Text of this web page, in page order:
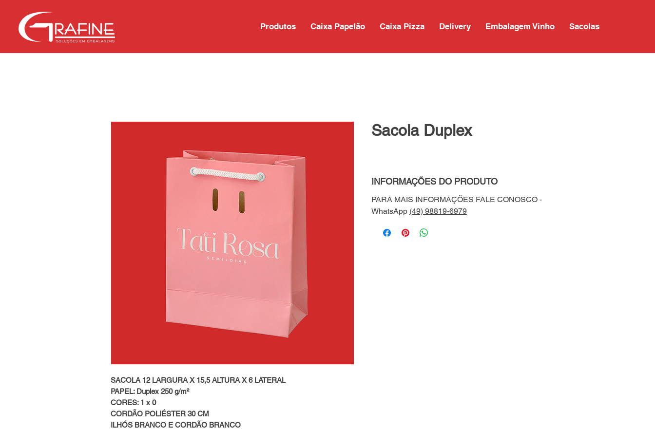
Produtos Caixa Papelão Caixa Pizza Delivery Embalagem Vinho Sacolas
SACOLA 12 LARGURA X 15,5 ALTURA X 6 LATERAL
PAPEL: Duplex 250 g/m²
CORES: 1 x 0
CORDÃO POLIÉSTER 30 CM
ILHÓS BRANCO E CORDÃO BRANCO
Sacola Duplex
INFORMAÇÕES DO PRODUTO
PARA MAIS INFORMAÇÕES FALE CONOSCO -
WhatsApp (49) 98819-6979